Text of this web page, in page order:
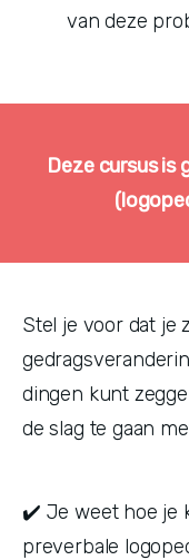
van deze
Deze cursus is
Stel je voor dat je
dingen kunt
de slag te gaan
✔️ Je weet hoe je
preverbale